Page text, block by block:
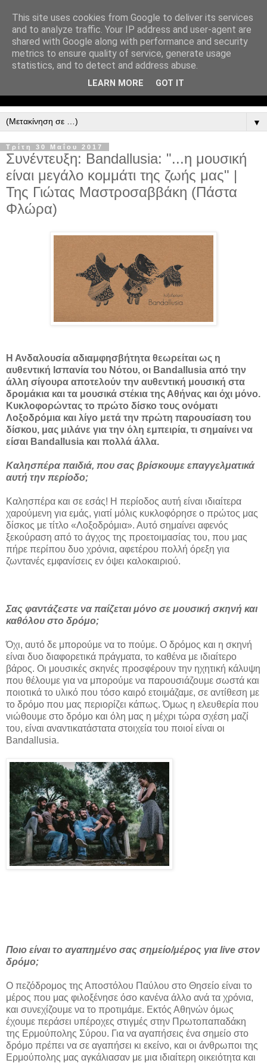
▼
Τρίτη 30 Μαΐου 2017
Συνέντευξη: Bandallusia: "...η μουσική
είναι μεγάλο κομμάτι της ζωής μας" |
Της Γιώτας Μαστροσαββάκη (Πάστα
Φλώρα)
Η Ανδαλουσία αδιαμφησβήτητα θεωρείται ως η
αυθεντική Ισπανία του Νότου, οι Bandallusia από την
άλλη σίγουρα αποτελούν την αυθεντική μουσική στα
δρομάκια και τα μουσικά στέκια της Αθήνας και όχι μόνο.
Κυκλοφορώντας το πρώτο δίσκο τους ονόματι
Λοξοδρόμια και λίγο μετά την πρώτη παρουσίαση του
δίσκου, μας μιλάνε για την όλη εμπειρία, τι σημαίνει να
είσαι Bandallusia και πολλά άλλα.
Καλησπέρα παιδιά, που σας βρίσκουμε επαγγελματικά
αυτή την περίοδο;
Καλησπέρα και σε εσάς! Η περίοδος αυτή είναι ιδιαίτερα
χαρούμενη για εμάς, γιατί μόλις κυκλοφόρησε ο πρώτος μας
δίσκος με τίτλο «Λοξοδρόμια». Αυτό σημαίνει αφενός
ξεκούραση από το άγχος της προετοιμασίας του, που μας
πήρε περίπου δυο χρόνια, αφετέρου πολλή όρεξη για
ζωντανές εμφανίσεις εν όψει καλοκαιριού.
Σας φαντάζεστε να παίζεται μόνο σε μουσική σκηνή και
καθόλου στο δρόμο;
Όχι, αυτό δε μπορούμε να το πούμε. Ο δρόμος και η σκηνή
είναι δυο διαφορετικά πράγματα, το καθένα με ιδιαίτερο
βάρος. Οι μουσικές σκηνές προσφέρουν την ηχητική κάλυψη
που θέλουμε για να μπορούμε να παρουσιάζουμε σωστά και
ποιοτικά το υλικό που τόσο καιρό ετοιμάζαμε, σε αντίθεση με
το δρόμο που μας περιορίζει κάπως. Όμως η ελευθερία που
νιώθουμε στο δρόμο και όλη μας η μέχρι τώρα σχέση μαζί
του, είναι αναντικατάστατα στοιχεία του ποιοί είναι οι
Bandallusia.
Ποιο είναι το αγαπημένο σας σημείο/μέρος για live στον
δρόμο;
Ο πεζόδρομος της Αποστόλου Παύλου στο Θησείο είναι το
μέρος που μας φιλοξένησε όσο κανένα άλλο ανά τα χρόνια,
και συνεχίζουμε να το προτιμάμε. Εκτός Αθηνών όμως
έχουμε περάσει υπέροχες στιγμές στην Πρωτοπαπαδάκη
της Ερμούπολης Σύρου. Για να αγαπήσεις ένα σημείο στο
δρόμο πρέπει να σε αγαπήσει κι εκείνο, και οι άνθρωποι της
Ερμούπολης μας αγκάλιασαν με μια ιδιαίτερη οικειότητα και
This site uses cookies from Google to deliver its services
and to analyze traffic. Your IP address and user-agent are
shared with Google along with performance and security
metrics to ensure quality of service, generate usage
statistics, and to detect and address abuse.
LEARN MORE GOT IT